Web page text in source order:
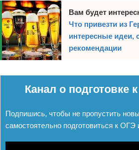
Вам будет
Что привезти из
интересные идеи,
рекомендации
Канал о подготовке
Подпишись, чтобы не пропустить
самостоятельно подготовиться к